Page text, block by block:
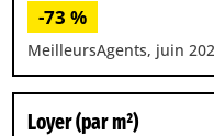
-73 %
MeilleursAgents, juin
Loyer (par m²)